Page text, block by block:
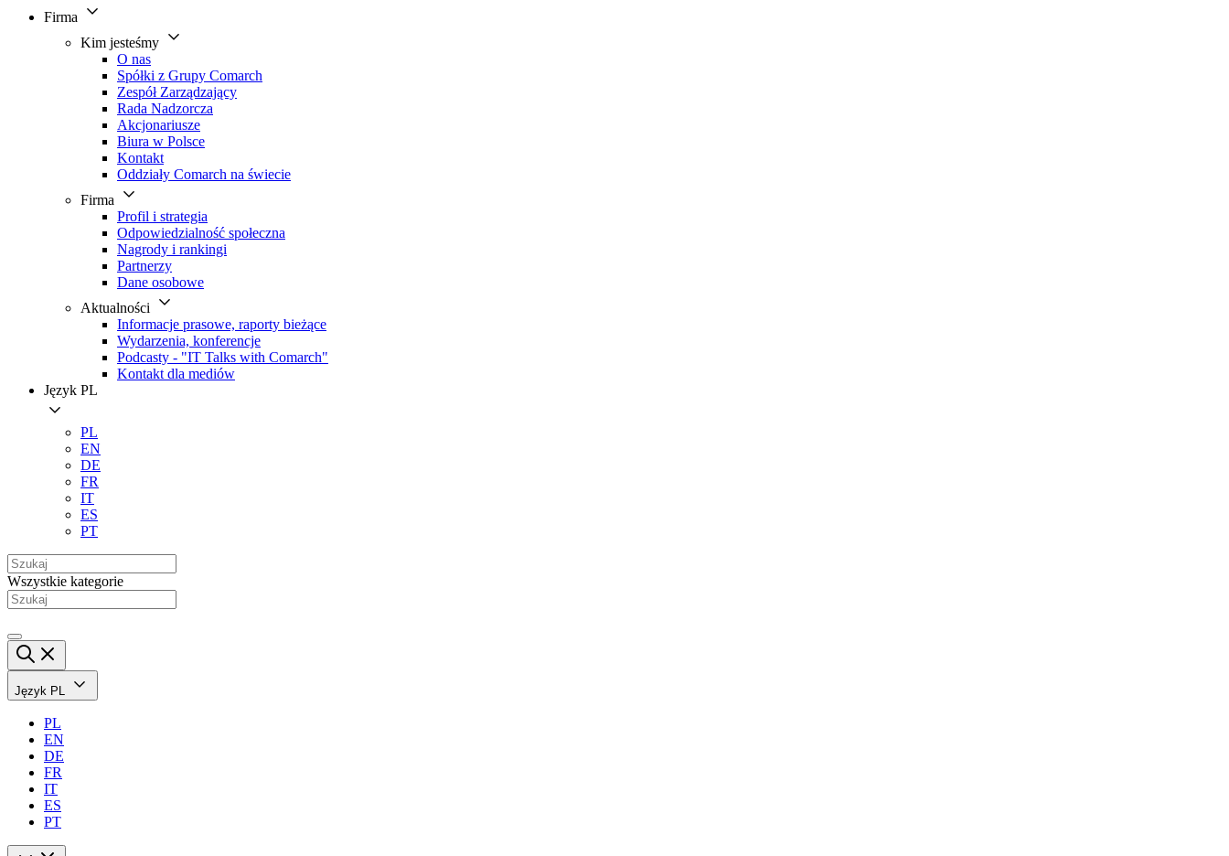
Firma
Kim jesteśmy
O nas
Spółki z Grupy Comarch
Zespół Zarządzający
Rada Nadzorcza
Akcjonariusze
Biura w Polsce
Kontakt
Oddziały Comarch na świecie
Firma
Profil i strategia
Odpowiedzialność społeczna
Nagrody i rankingi
Partnerzy
Dane osobowe
Aktualności
Informacje prasowe, raporty bieżące
Wydarzenia, konferencje
Podcasty - "IT Talks with Comarch"
Kontakt dla mediów
Język PL
PL
EN
DE
FR
IT
ES
PT
Wszystkie kategorie
Język PL
PL
EN
DE
FR
IT
ES
PT